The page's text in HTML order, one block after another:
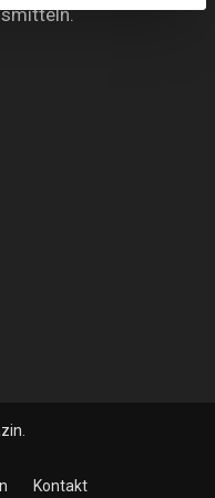
Kontakt